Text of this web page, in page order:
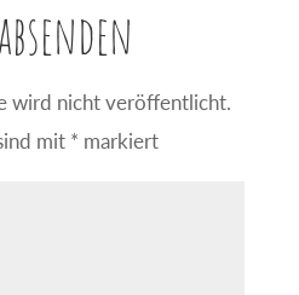
wird nicht veröffentlicht.
mit * markiert